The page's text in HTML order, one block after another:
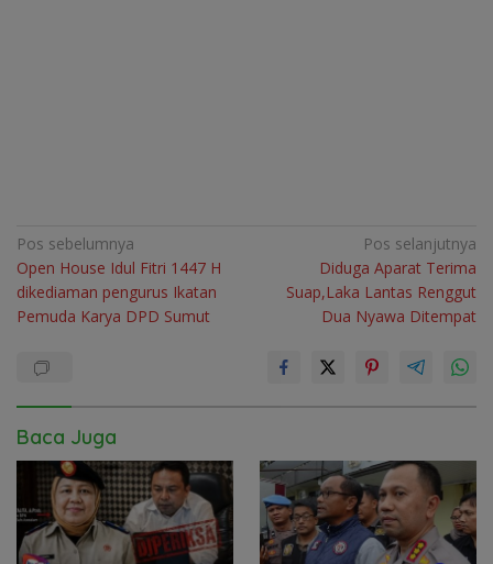
Navigasi
pos
Pos sebelumnya
Open House Idul Fitri 1447 H
dikediaman pengurus Ikatan
Pemuda Karya DPD Sumut
Pos selanjutnya
Diduga Aparat Terima
Suap,Laka Lantas Renggut
Dua Nyawa Ditempat
Baca Juga